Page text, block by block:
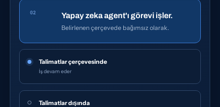
02 Yapay zeka agent'ı görevi işler.
Belirlenen çerçevede bağımsız olarak.
Talimatlar çerçevesinde
İş devam eder
Talimatlar dışında